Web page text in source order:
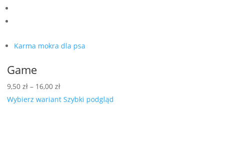
Karma mokra dla psa
Game
9,50 zł – 16,00 złZakres
cen:
Wybierz wariant Szybki podgląd